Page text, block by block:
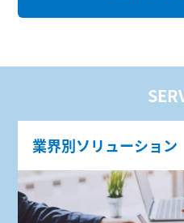
業界別ソリューション